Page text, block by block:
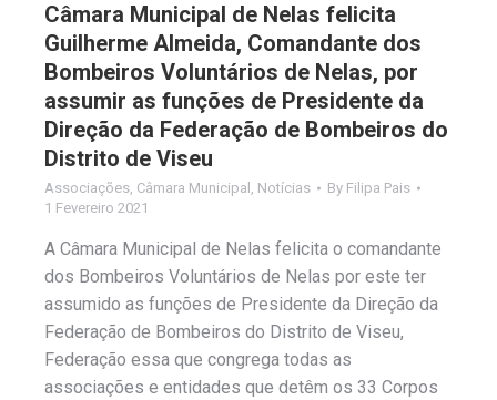
Câmara Municipal de Nelas felicita
Guilherme Almeida, Comandante dos
Bombeiros Voluntários de Nelas, por
assumir as funções de Presidente da
Direção da Federação de Bombeiros do
Distrito de Viseu
Associações, Câmara Municipal , Notícias By Filipa Pais
1 Fevereiro 2021
A Câmara Municipal de Nelas felicita o comandante
dos Bombeiros Voluntários de Nelas por este ter
assumido as funções de Presidente da Direção da
Federação de Bombeiros do Distrito de Viseu,
Federação essa que congrega todas as
associações e entidades que detêm os 33 Corpos